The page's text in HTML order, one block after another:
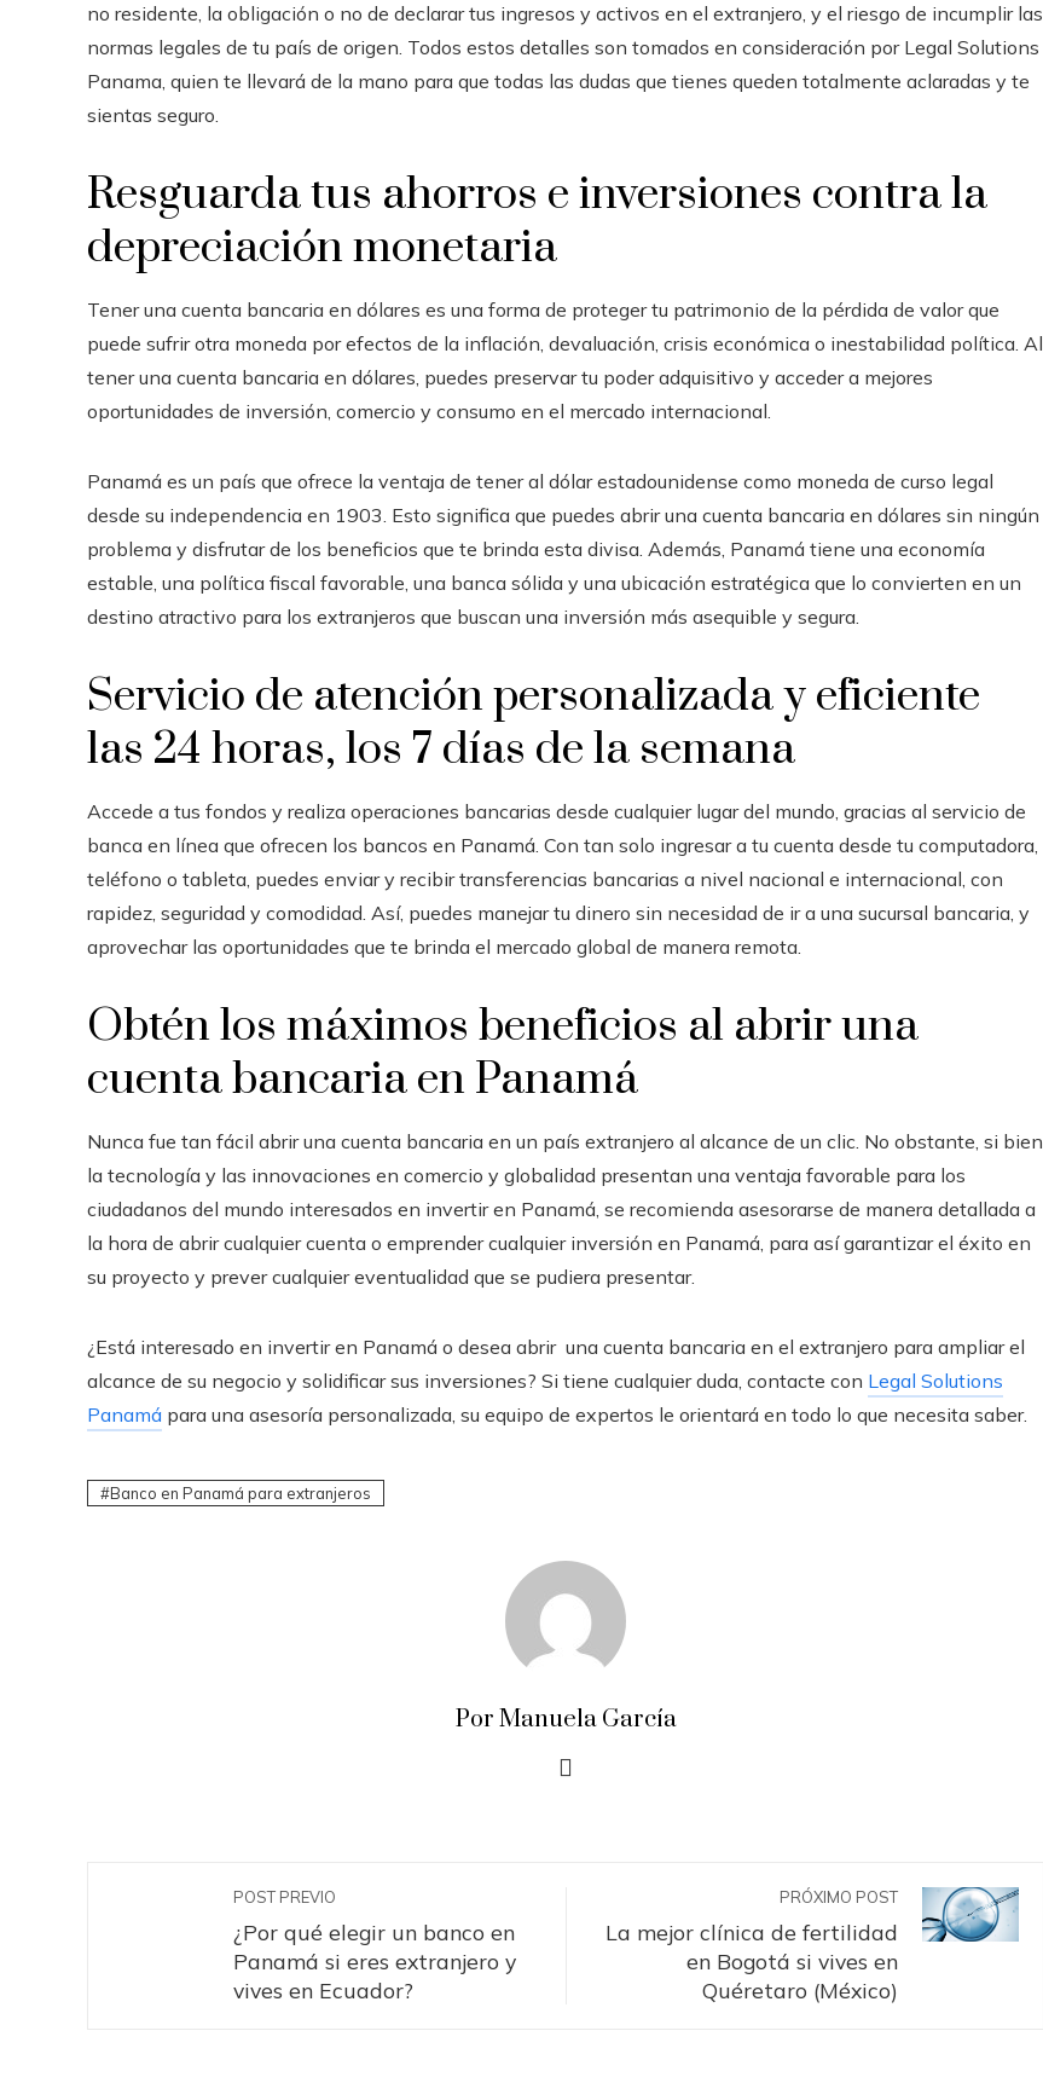
no residente, la obligación o no de declarar tus ingresos y activos en el extranjero, y el riesgo de incumplir las
normas legales de tu país de origen. Todos estos detalles son tomados en consideración por Legal Solutions
Panama, quien te llevará de la mano para que todas las dudas que tienes queden totalmente aclaradas y te
sientas seguro.
Resguarda tus ahorros e inversiones contra la
depreciación monetaria
Tener una cuenta bancaria en dólares es una forma de proteger tu patrimonio de la pérdida de valor que
puede sufrir otra moneda por efectos de la inflación, devaluación, crisis económica o inestabilidad política. Al
tener una cuenta bancaria en dólares, puedes preservar tu poder adquisitivo y acceder a mejores
oportunidades de inversión, comercio y consumo en el mercado internacional.
Panamá es un país que ofrece la ventaja de tener al dólar estadounidense como moneda de curso legal
desde su independencia en 1903. Esto significa que puedes abrir una cuenta bancaria en dólares sin ningún
problema y disfrutar de los beneficios que te brinda esta divisa. Además, Panamá tiene una economía
estable, una política fiscal favorable, una banca sólida y una ubicación estratégica que lo convierten en un
destino atractivo para los extranjeros que buscan una inversión más asequible y segura.
Servicio de atención personalizada y eficiente
las 24 horas, los 7 días de la semana
Accede a tus fondos y realiza operaciones bancarias desde cualquier lugar del mundo, gracias al servicio de
banca en línea que ofrecen los bancos en Panamá. Con tan solo ingresar a tu cuenta desde tu computadora,
teléfono o tableta, puedes enviar y recibir transferencias bancarias a nivel nacional e internacional, con
rapidez, seguridad y comodidad. Así, puedes manejar tu dinero sin necesidad de ir a una sucursal bancaria, y
aprovechar las oportunidades que te brinda el mercado global de manera remota.
Obtén los máximos beneficios al abrir una
cuenta bancaria en Panamá
Nunca fue tan fácil abrir una cuenta bancaria en un país extranjero al alcance de un clic. No obstante, si bien
la tecnología y las innovaciones en comercio y globalidad presentan una ventaja favorable para los
ciudadanos del mundo interesados en invertir en Panamá, se recomienda asesorarse de manera detallada a
la hora de abrir cualquier cuenta o emprender cualquier inversión en Panamá, para así garantizar el éxito en
su proyecto y prever cualquier eventualidad que se pudiera presentar.
¿Está interesado en invertir en Panamá o desea abrir una cuenta bancaria en el extranjero para ampliar el
alcance de su negocio y solidificar sus inversiones? Si tiene cualquier duda, contacte con Legal Solutions
Panamá para una asesoría personalizada, su equipo de expertos le orientará en todo lo que necesita saber.
Banco en Panamá para extranjeros
Por Manuela García
POST PREVIO
¿Por qué elegir un banco en
Panamá si eres extranjero y
vives en Ecuador?
PRÓXIMO POST
La mejor clínica de fertilidad
en Bogotá si vives en
Quéretaro (México)